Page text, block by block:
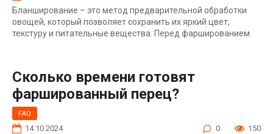
Бланширование – это метод предварительной обработки
овощей, который позволяет сохранить их яркий цвет,
текстуру и питательные вещества. Перед фаршированием
Сколько времени готовят
фаршированный перец?
FAQ
14.10.2024 0 150